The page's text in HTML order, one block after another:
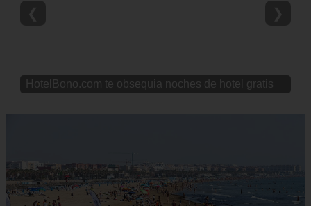
HotelBono.com te obsequia noches de hotel gratis